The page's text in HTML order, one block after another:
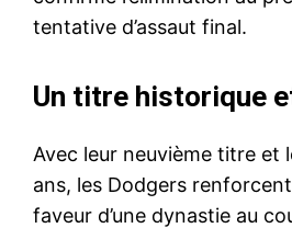
tentative d’assaut final.
Un titre historique
Avec leur neuvième titre et
ans, les Dodgers
faveur d’une dynastie au